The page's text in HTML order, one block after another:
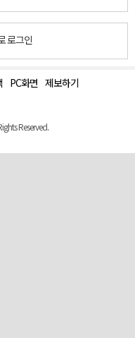
로그인
PC화면 제보하기
Reserved.